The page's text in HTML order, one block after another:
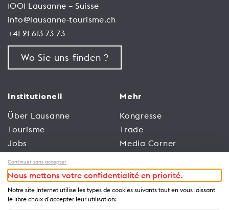
1001 Lausanne – Suisse
info@lausanne-tourisme.ch
+41 21 613 73 73
Wo Sie uns finden ?
Institutionell
Über Lausanne
Tourisme
Jobs
Nutzungsbedingungen
der Website
Datenschutzrichtlinien
Mehr
Kongresse
Trade
Media Corner
Leitfäden
Continuer sans accepter
Nous mettons votre confidentialité en priorité.
Notre site Internet utilise les types de cookies suivants tout en vous laissant
le libre choix d'accepter leur utilisation: